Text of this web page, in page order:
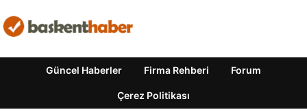
Güncel Haberler Firma Rehberi Forum
Çerez Politikası